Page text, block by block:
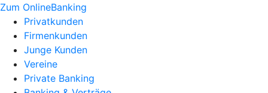
Zum OnlineBanking
Privatkunden
Firmenkunden
Junge Kunden
Vereine
Private Banking